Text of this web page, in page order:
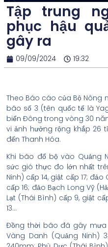
Tập trung
phục hậu
gây ra
09/09/2024 19:32
Theo Báo cáo của Bộ Nông
bão số 3 (tên quốc tế là
biển Đông trong vòng 30
vi ảnh hưởng rộng khắp 26
đến Thanh Hóa.
Khi bão đổ bộ vào Quảng
sức gió thực đo lớn nhất
Ninh) cấp 14, giật cấp 17;
cấp 16; đảo Bạch Long Vỹ
Lạt (Thái Bình) cấp 9, giật
13…
Đồng thời bão đã gây mưa
Vàng Danh (Quảng Ninh)